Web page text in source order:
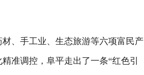
、手工业、生态旅游等六项富民产
准调控，阜平走出了一条“红色引